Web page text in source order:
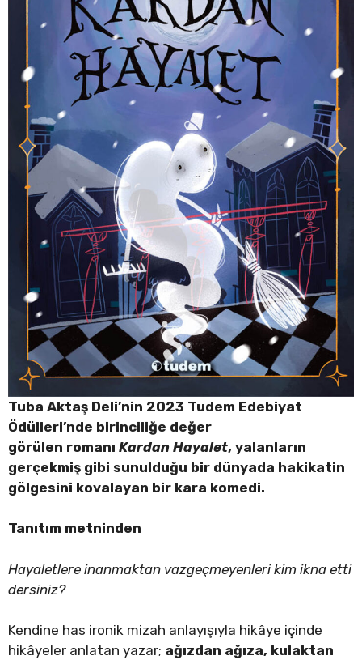
Tuba Aktaş Deli’nin 2023 Tudem Edebiyat
Ödülleri’nde birinciliğe değer
görülen romanı Kardan Hayalet, yalanların
gerçekmiş gibi sunulduğu bir dünyada hakikatin
gölgesini kovalayan bir kara komedi.
Tanıtım metninden
Hayaletlere inanmaktan vazgeçmeyenleri kim ikna etti
dersiniz?
Kendine has ironik mizah anlayışıyla hikâye içinde
hikâyeler anlatan yazar; ağızdan ağıza, kulaktan